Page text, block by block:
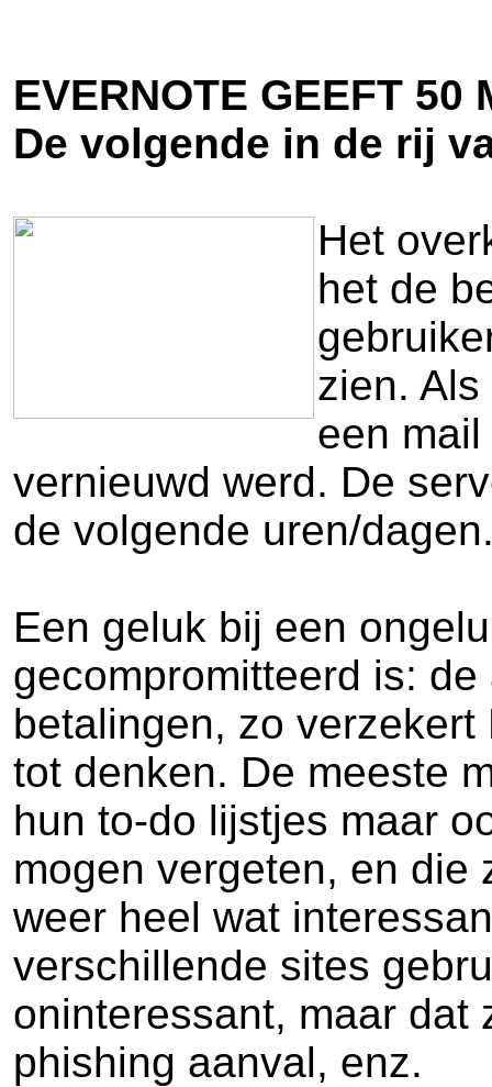
EVERNOTE GEEFT 50
De volgende in de rij
Het
het de
zien.
een
vernieuwd werd. De
de volgende uren/
Een geluk bij een
gecompromitteerd is:
betalingen, zo
tot denken. De meeste
hun to-do lijstjes maar
mogen vergeten, en die
weer heel wat
verschillende sites
oninteressant, maar dat
phishing aanval, enz.